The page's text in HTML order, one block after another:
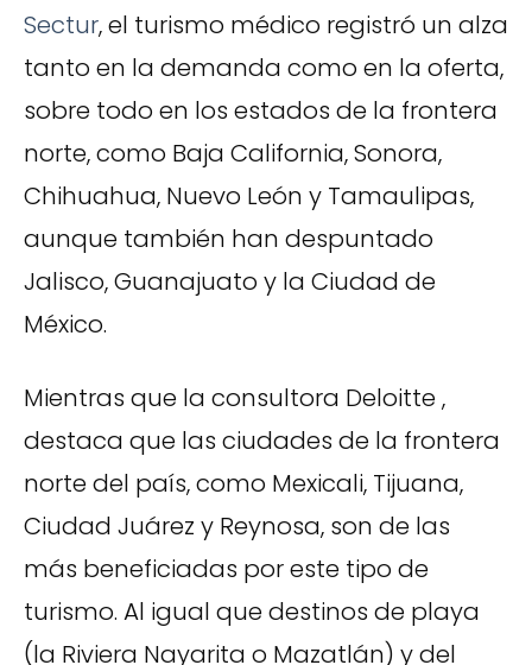
Sectur, el turismo médico registró un alza
tanto en la demanda como en la oferta,
sobre todo en los estados de la frontera
norte, como Baja California, Sonora,
Chihuahua, Nuevo León y Tamaulipas,
aunque también han despuntado
Jalisco, Guanajuato y la Ciudad de
México.
Mientras que la consultora Deloitte ,
destaca que las ciudades de la frontera
norte del país, como Mexicali, Tijuana,
Ciudad Juárez y Reynosa, son de las
más beneficiadas por este tipo de
turismo. Al igual que destinos de playa
(la Riviera Nayarita o Mazatlán) y del